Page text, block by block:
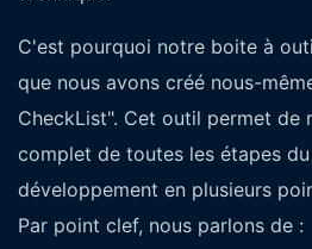
C'est pourquoi notre boite à
que nous avons créé nous-
CheckList". Cet outil permet de
complet de toutes les étapes
développement en plusieurs
Par point clef, nous parlons de :